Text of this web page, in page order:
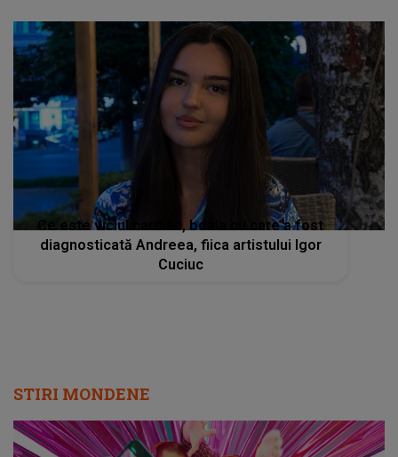
Ce este viciul cardiac, boala cu care a fost
diagnosticată Andreea, fiica artistului Igor
Cuciuc
STIRI MONDENE